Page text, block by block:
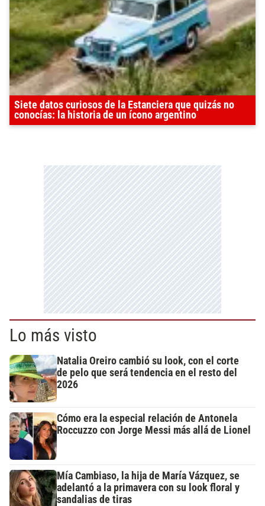
Siete datos curiosos de la Estanciera que quizás no
conocías: la historia de un ícono argentino
Lo más visto
Natalia Oreiro cambió su look, con el corte
de pelo que será tendencia en el resto del
2026
Cómo era la especial relación de Antonela
Roccuzzo con Jorge Messi más allá de Lionel
Mía Cambiaso, la hija de María Vázquez, se
adelantó a la primavera con su look floral y
sandalias de tiras